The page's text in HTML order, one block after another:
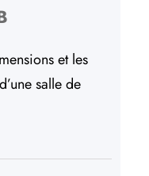
et les
salle de